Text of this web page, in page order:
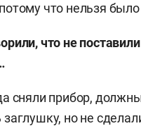
что нельзя
что не
сняли прибор,
заглушку, но не